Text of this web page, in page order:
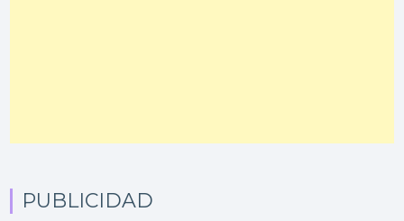
PUBLICIDAD